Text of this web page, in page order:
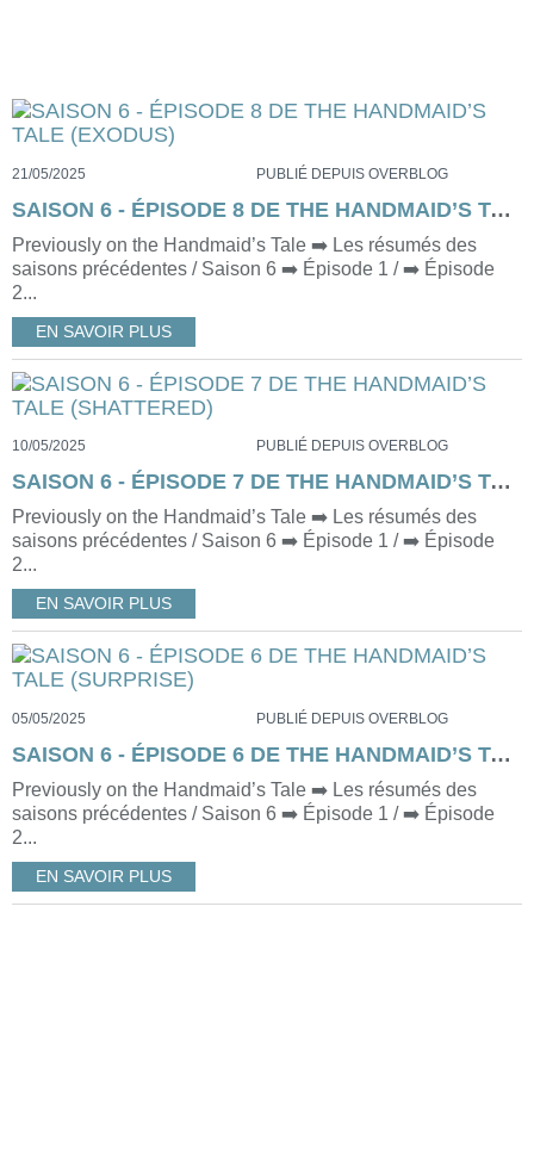
21/05/2025 PUBLIÉ DEPUIS OVERBLOG
SAISON 6 - ÉPISODE 8 DE THE HANDMAID’S TALE (EXODUS)
Previously on the Handmaid’s Tale ➡️ Les résumés des
saisons précédentes / Saison 6 ➡️ Épisode 1 / ➡️ Épisode
2...
EN SAVOIR PLUS
10/05/2025 PUBLIÉ DEPUIS OVERBLOG
SAISON 6 - ÉPISODE 7 DE THE HANDMAID’S TALE (SHATTERED)
Previously on the Handmaid’s Tale ➡️ Les résumés des
saisons précédentes / Saison 6 ➡️ Épisode 1 / ➡️ Épisode
2...
EN SAVOIR PLUS
05/05/2025 PUBLIÉ DEPUIS OVERBLOG
SAISON 6 - ÉPISODE 6 DE THE HANDMAID’S TALE (SURPRISE)
Previously on the Handmaid’s Tale ➡️ Les résumés des
saisons précédentes / Saison 6 ➡️ Épisode 1 / ➡️ Épisode
2...
EN SAVOIR PLUS